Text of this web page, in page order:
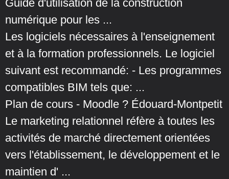
Guide d'utilisation de la construction
numérique pour les ...
Les logiciels nécessaires à l'enseignement
et à la formation professionnels. Le logiciel
suivant est recommandé: - Les programmes
compatibles BIM tels que: ...
Plan de cours - Moodle ? Édouard-Montpetit
Le marketing relationnel réfère à toutes les
activités de marché directement orientées
vers l'établissement, le développement et le
maintien d' ...